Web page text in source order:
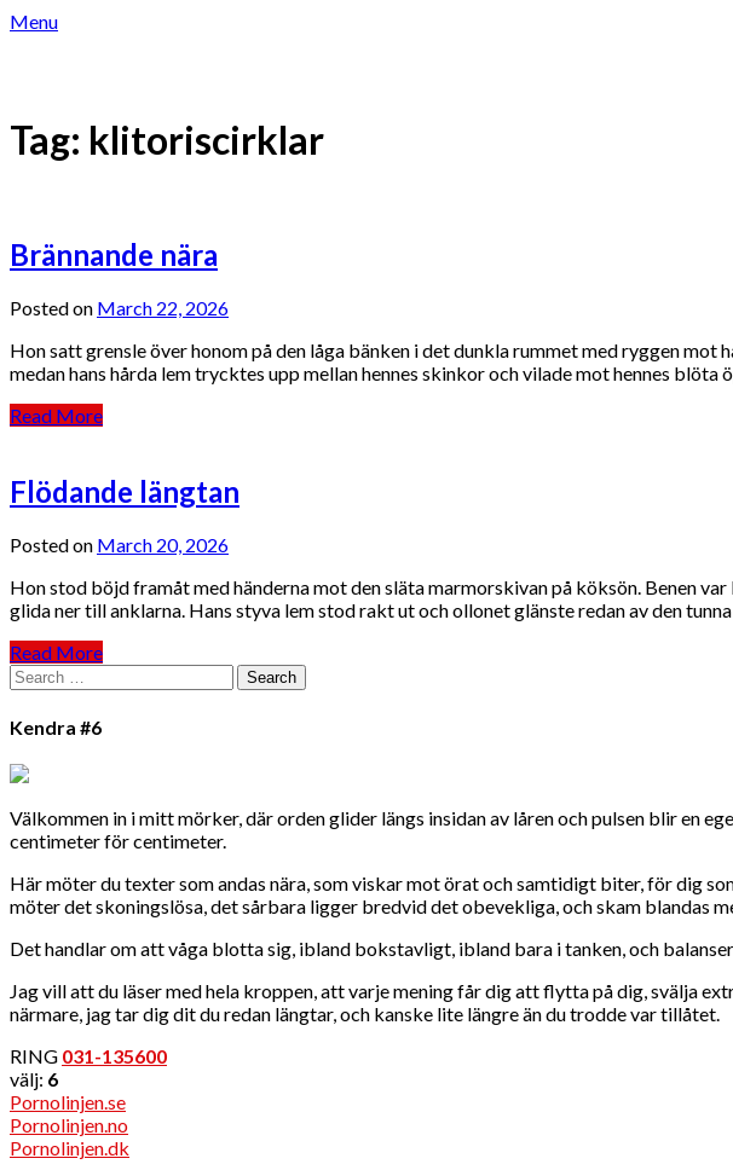
Skip
Menu
Tag: klitoriscirklar
Brännande nära
Posted on March 22, 2026
Hon satt grensle över honom på den låga bänken i det dunkla rummet med ryggen mot
medan hans hårda lem trycktes upp mellan hennes skinkor och vilade mot hennes blöta
Read More
Flödande längtan
Posted on March 20, 2026
Hon stod böjd framåt med händerna mot den släta marmorskivan på köksön. Benen
glida ner till anklarna. Hans styva lem stod rakt ut och ollonet glänste redan av den
Read More
Search
for:
Kendra #6
Välkommen in i mitt mörker, där orden glider längs insidan av låren och pulsen blir en
centimeter för centimeter.
Här möter du texter som andas nära, som viskar mot örat och samtidigt biter, för dig
möter det skoningslösa, det sårbara ligger bredvid det obevekliga, och skam blandas
Det handlar om att våga blotta sig, ibland bokstavligt, ibland bara i tanken, och
Jag vill att du läser med hela kroppen, att varje mening får dig att flytta på dig, svälja
närmare, jag tar dig dit du redan längtar, och kanske lite längre än du trodde var tillåtet.
RING 031-135600
välj: 6
Pornolinjen.se
Pornolinjen.no
Pornolinjen.dk